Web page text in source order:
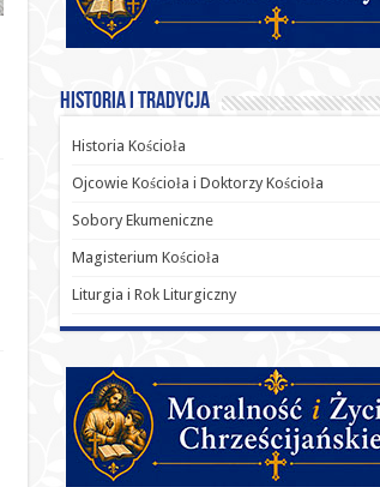
Historia i Tradycja
Historia Kościoła
Ojcowie Kościoła i Doktorzy Kościoła
Sobory Ekumeniczne
Magisterium Kościoła
Liturgia i Rok Liturgiczny